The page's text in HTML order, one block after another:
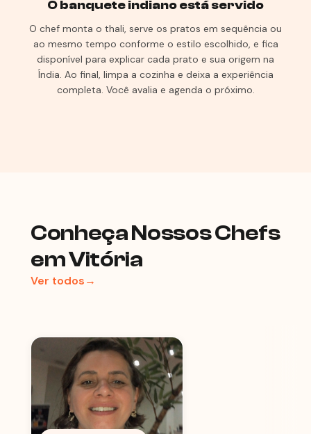
O banquete indiano está servido
O chef monta o thali, serve os pratos em sequência ou
ao mesmo tempo conforme o estilo escolhido, e fica
disponível para explicar cada prato e sua origem na
Índia. Ao final, limpa a cozinha e deixa a experiência
completa. Você avalia e agenda o próximo.
Conheça Nossos Chefs
em Vitória
Ver todos→